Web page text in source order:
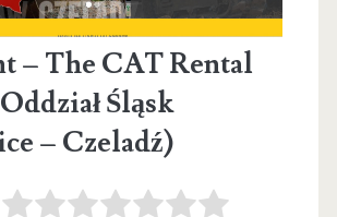
– The CAT Rental
Śląsk
– Czeladź)